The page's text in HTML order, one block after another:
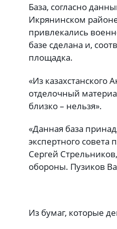
База, согласно
Икрянинском
привлекались
базе сделана и,
площадка.
«Из
отделочный
близко – нельзя».
«Данная база
экспертного совета
Сергей
обороны. Пузиков
Из бумаг, которые